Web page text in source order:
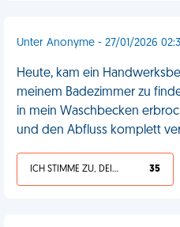
Unter Anonyme - 27/01/2026
Heute, kam ein
meinem Badezimmer zu
in mein Waschbecken
und den Abfluss komplett
ICH STIMME ZU, DEIN LEBEN IST SCHEISSE 35